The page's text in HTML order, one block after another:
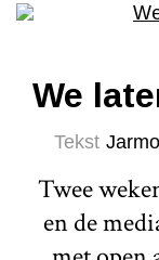
We
Tekst
Twee
en de